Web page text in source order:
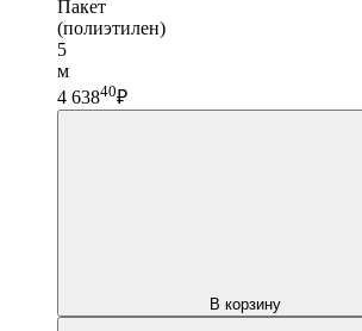
Пакет
(полиэтилен)
5
м
4 63840₽
В корзину